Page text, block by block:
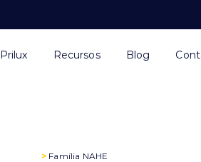
Prilux Recursos Blog
> Família NAHE